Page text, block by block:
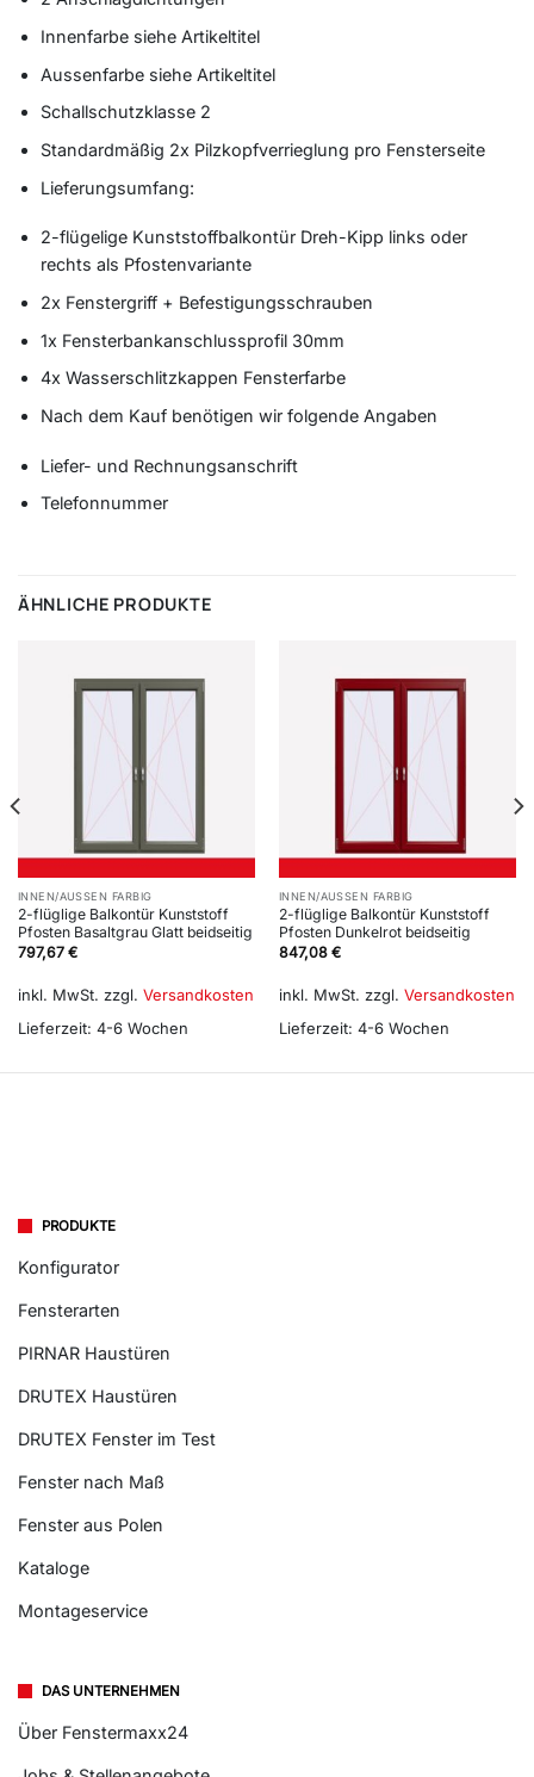
Innenfarbe siehe Artikeltitel
Aussenfarbe siehe Artikeltitel
Schallschutzklasse 2
Standardmäßig 2x Pilzkopfverrieglung pro Fensterseite
Lieferungsumfang:
2-flügelige Kunststoffbalkontür Dreh-Kipp links oder
rechts als Pfostenvariante
2x Fenstergriff + Befestigungsschrauben
1x Fensterbankanschlussprofil 30mm
4x Wasserschlitzkappen Fensterfarbe
Nach dem Kauf benötigen wir folgende Angaben
Liefer- und Rechnungsanschrift
Telefonnummer
ÄHNLICHE PRODUKTE
INNEN/AUSSEN FARBIG
2-flüglige Balkontür Kunststoff
Pfosten Basaltgrau Glatt beidseitig
797,67 €
inkl. MwSt. zzgl. Versandkosten
Lieferzeit: 4-6 Wochen
INNEN/AUSSEN FARBIG
2-flüglige Balkontür Kunststoff
Pfosten Dunkelrot beidseitig
847,08 €
inkl. MwSt. zzgl. Versandkosten
Lieferzeit: 4-6 Wochen
PRODUKTE
Konfigurator
Fensterarten
PIRNAR Haustüren
DRUTEX Haustüren
DRUTEX Fenster im Test
Fenster nach Maß
Fenster aus Polen
Kataloge
Montageservice
DAS UNTERNEHMEN
Über Fenstermaxx24